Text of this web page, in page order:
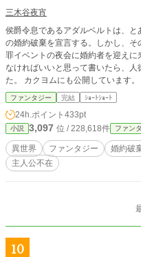
三木谷夜宵
侯爵令息であるアダルベルトは、
の婚約破棄を宣言する。しかし、そ
罪イベントの夜会に婚約者を迎え
なければいいと思って書いたら、
た。 カクヨムにも公開しています。
ファンタジー 完結 ｼｮｰﾄｼｮｰﾄ
24h.ポイント 433pt
小説 3,097 位 / 228,618件 ファン
異世界 ファンタジー 婚約破
主人公不在
10